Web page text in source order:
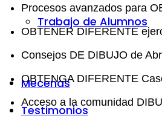
Trabajo de Alumnos
Mecenas
Testimonios
Procesos avanzados para
OBTENER DIFERENTE
Consejos DE DIBUJO de
OBTENGA DIFERENTE
Acceso a la comunidad